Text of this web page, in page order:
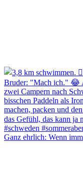
Ganz ehrlich: Wenn